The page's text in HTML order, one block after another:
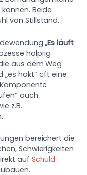
Beide
von Stillstand.
„Es läuft
holprig
aus dem Weg
„es hakt“ oft eine
auch
z.B.
bereichert die
Schwierigkeiten
aufSchuld